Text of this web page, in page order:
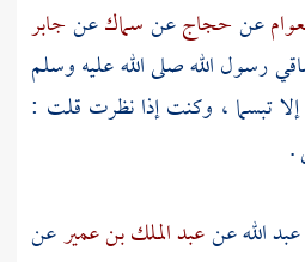
عنحجاجعنسماكعنجابر
رسول الله صلى الله عليه وسلم
تبسما ، وكنت إذا نظرت قلت :
.
اللهعنعبد الملك بن عميرعن